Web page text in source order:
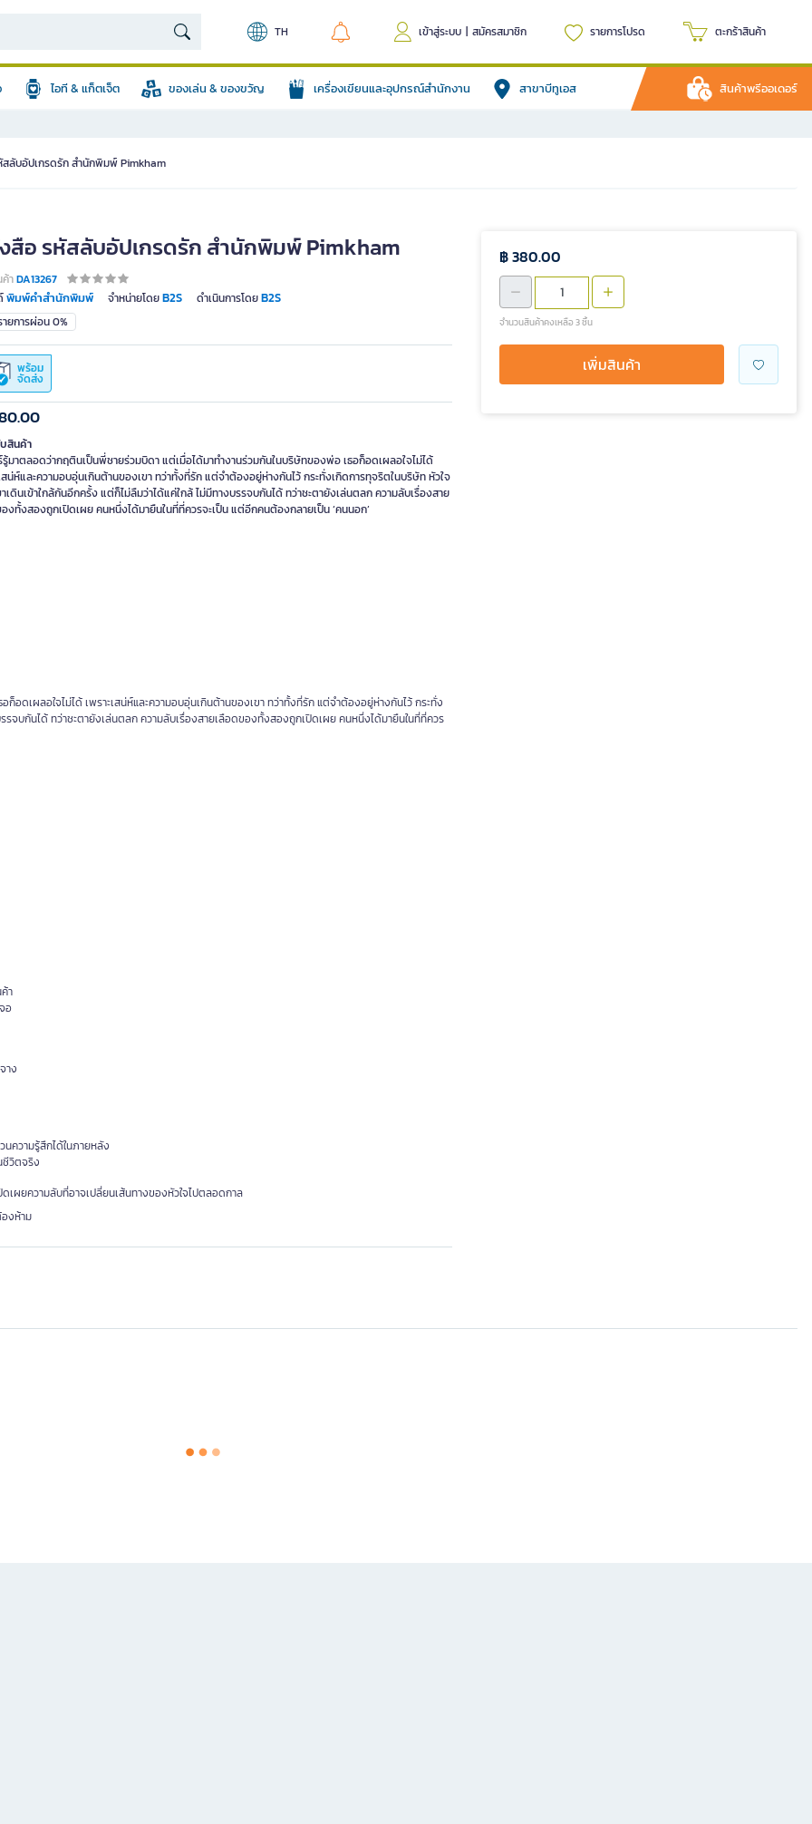
TH เข้าสู่ระบบ | สมัครสมาชิก รายการโปรด ตะกร้าสินค้า
ไอที & แก็ตเจ็ต ของเล่น & ของขวัญ เครื่องเขียนและอุปกรณ์สำนักงาน สาขาบีทูเอส สินค้าพรีออเดอร์
ลับอัปเกรดรัก สำนักพิมพ์ Pimkham
สือ รหัสลับอัปเกรดรัก สำนักพิมพ์ Pimkham
าDA13267
พิมพ์คำสำนักพิมพ์ จำหน่ายโดยB2S ดำเนินการโดยB2S
ายการผ่อน 0%
พร้อม
จัดส่ง
สินค้า
มาตลอดว่ากฤตินเป็นพี่ชายร่วมบิดา แต่เมื่อได้มาทำงานร่วมกันในบริษัทของพ่อ เธอก็อดเผลอใจไม่ได้
สน่ห์และความอบอุ่นเกินต้านของเขา ทว่าทั้งที่รัก แต่จำต้องอยู่ห่างกันไว้ กระทั่งเกิดการทุจริตในบริษัท หัวใจ
เดินเข้าใกล้กันอีกครั้ง แต่ก็ไม่ลืมว่าได้แค่ใกล้ ไม่มีทางบรรจบกันได้ ทว่าชะตายังเล่นตลก ความลับเรื่องสาย
งทั้งสองถูกเปิดเผย คนหนึ่งได้มายืนในที่ที่ควรจะเป็น แต่อีกคนต้องกลายเป็น ‘คนนอก’
ดเผลอใจไม่ได้ เพราะเสน่ห์และความอบอุ่นเกินต้านของเขา ทว่าทั้งที่รัก แต่จำต้องอยู่ห่างกันไว้ กระทั่ง
รจบกันได้ ทว่าชะตายังเล่นตลก ความลับเรื่องสายเลือดของทั้งสองถูกเปิดเผย คนหนึ่งได้มายืนในที่ที่ควร
า
อ
าง
ความรู้สึกได้ในภายหลัง
วิตจริง
ผยความลับที่อาจเปลี่ยนเส้นทางของหัวใจไปตลอดกาล
งห้าม
฿ 380.00
จำนวนสินค้าคงเหลือ 3 ชิ้น
เพิ่มสินค้า